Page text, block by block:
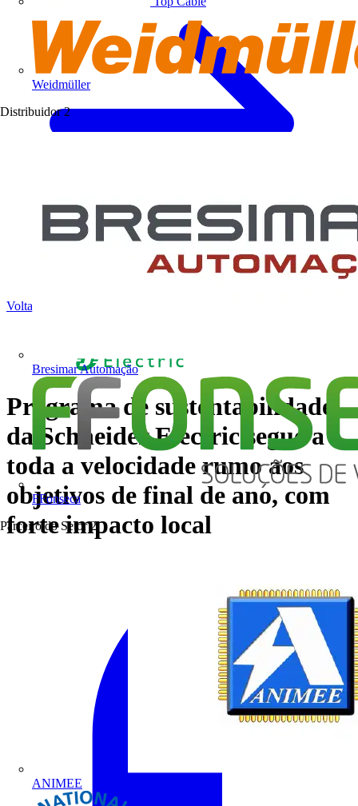
Weidmüller
Distribuidor 2
Bresimar Automação
FFonseca
Parceiro do Setor 2
ANIMEE
Voltar para Notícias
Programa de sustentabilidade
da Schneider Electric segue a
toda a velocidade rumo aos
objetivos de final de ano, com
forte impacto local